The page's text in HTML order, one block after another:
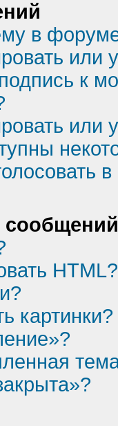
в
или
к
или
HTML?
картинки?